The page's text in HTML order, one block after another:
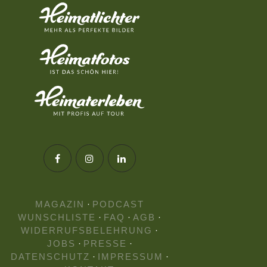
MAGAZIN · PODCAST
WUNSCHLISTE · FAQ · AGB ·
WIDERRUFSBELEHRUNG ·
JOBS · PRESSE ·
DATENSCHUTZ · IMPRESSUM ·